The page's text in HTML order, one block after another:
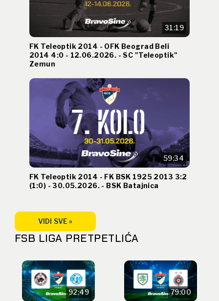
31:19
FK Teleoptik 2014 - OFK Beograd Beli
2014 4:0 - 12.06.2026. - SC "Teleoptik"
Zemun
59:34
FK Teleoptik 2014 - FK BSK 1925 2013 3:2
(1:0) - 30.05.2026. - BSK Batajnica
VIDI SVE »
FSB LIGA PRETPETLIĆA
92:49 79:00